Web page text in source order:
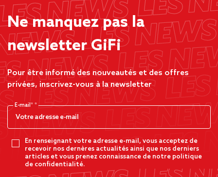
Ne manquez pas la
newsletter GiFi
Pour être informé des nouveautés et des offres
privées, inscrivez-vous à la newsletter
E-mail*
En renseignant votre adresse e-mail, vous acceptez de
recevoir nos dernères actualités ainsi que nos derniers
articles et vous prenez connaissance de notre politique
de confidentialité.